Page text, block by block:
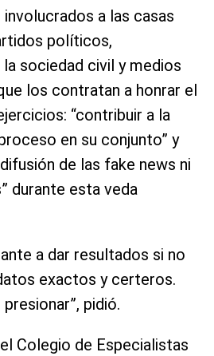
a las casas
políticos,
sociedad civil y medios
los contratan a honrar el
“contribuir a la
en su conjunto” y
de las fake news ni
durante esta veda
a dar resultados si no
exactos y certeros.
presionar”, pidió.
Colegio de Especialistas